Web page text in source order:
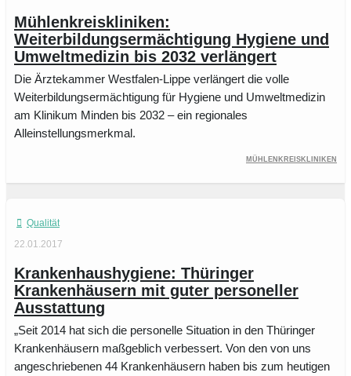
Mühlenkreiskliniken:
Weiterbildungsermächtigung Hygiene und
Umweltmedizin bis 2032 verlängert
Die Ärztekammer Westfalen-Lippe verlängert die volle
Weiterbildungsermächtigung für Hygiene und Umweltmedizin
am Klinikum Minden bis 2032 – ein regionales
Alleinstellungsmerkmal.
Mühlenkreiskliniken
Qualität
22.01.2017
Krankenhaushygiene: Thüringer
Krankenhäusern mit guter personeller
Ausstattung
„Seit 2014 hat sich die personelle Situation in den Thüringer
Krankenhäusern maßgeblich verbessert. Von den von uns
angeschriebenen 44 Krankenhäusern haben bis zum heutigen